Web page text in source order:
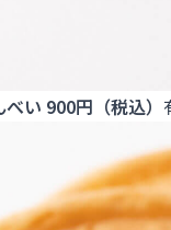
い 900円（税込）